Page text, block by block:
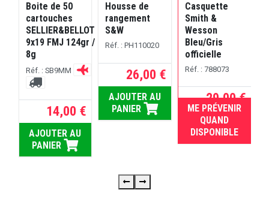
Boite de 50
cartouches
SELLIER&BELLOT
9x19 FMJ 124gr /
8g
Réf. : SB9MM
14,00 €
AJOUTER AU
PANIER
Housse de
rangement
S&W
Réf. : PH110020
26,00 €
AJOUTER AU
PANIER
Casquette
Smith &
Wesson
Bleu/Gris
officielle
Réf. : 788073
29,00 €
RUPTURE
ME PRÉVENIR
QUAND
DISPONIBLE